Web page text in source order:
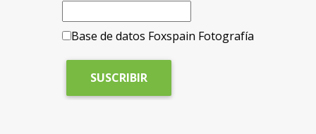
Base de datos Foxspain Fotografía